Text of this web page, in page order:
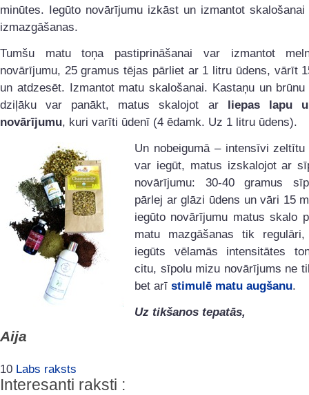
minūtes. Iegūto novārījumu izkāst un izmantot skalošanai
izmazgāšanas.
Tumšu matu toņa pastiprināšanai var izmantot
novārījumu, 25 gramus tējas pārliet ar 1 litru ūdens, vārīt
un atdzesēt. Izmantot matu skalošanai. Kastaņu un
dziļāku var panākt, matus skalojot ar liepas lapu
novārījumu, kuri varīti ūdenī (4 ēdamk. Uz 1 litru ūdens).
Un nobeigumā – intensīvi zeltītu
var iegūt, matus izskalojot ar
novārījumu: 30-40 gramus
pārlej ar glāzi ūdens un vāri 15
iegūto novārījumu matus skalo
matu mazgāšanas tik
iegūts vēlamās intensitātes
citu, sīpolu mizu novārījums ne
bet arī stimulē matu augšanu.
Uz tikšanos tepatās,
Aija
10 Labs raksts
Interesanti raksti :